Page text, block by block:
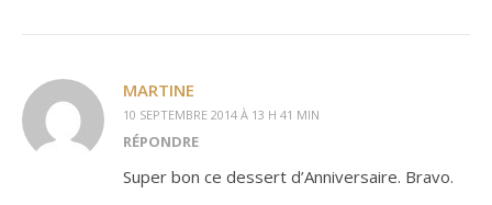
MARTINE
10 SEPTEMBRE 2014 À 13 H 41 MIN
RÉPONDRE
Super bon ce dessert d’Anniversaire. Bravo.